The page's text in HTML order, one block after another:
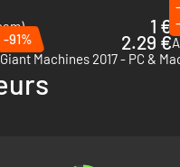
sur votre chemin, la ville
une terrible force prête à
!
1 €
2.29 €
-91%
Giant Machines 2017 - PC &